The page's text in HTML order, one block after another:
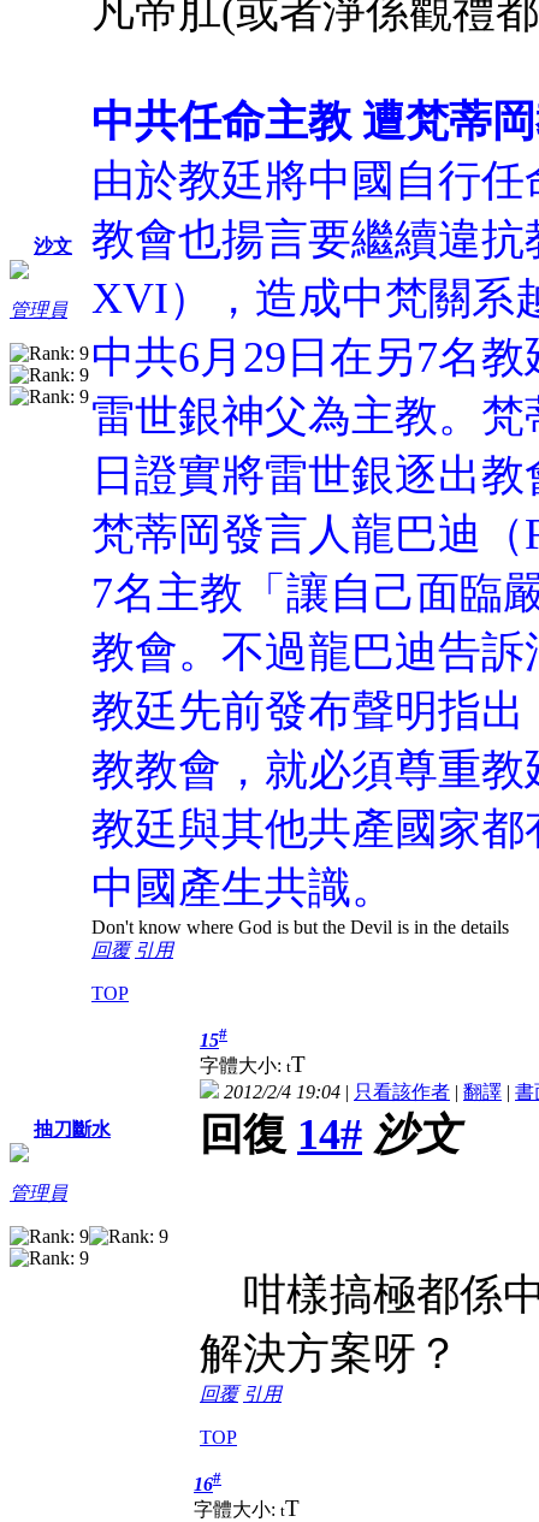
沙文
管理員
凡帝肛(或者淨係觀禮
中共任命主教 遭梵蒂
由於教廷將中國自行
教會也揚言要繼續違抗
XVI），造成中梵關系
中共6月29日在另7名
雷世銀神父為主教。
日證實將雷世銀逐出教
梵蒂岡發言人龍巴迪（
7名主教「讓自己面臨
教會。不過龍巴迪告
教廷先前發布聲明指
教教會，就必須尊重
教廷與其他共產國家
中國產生共識。
Don't know where God is but the Devil is in the details
回覆 引用
TOP
抽刀斷水
管理員
15#
字體大小: tT
2012/2/4 19:04 | 只看該作者 | 翻譯 | 書
回復 14# 沙文
咁樣搞極都係
解決方案呀？
回覆 引用
TOP
16#
字體大小: tT